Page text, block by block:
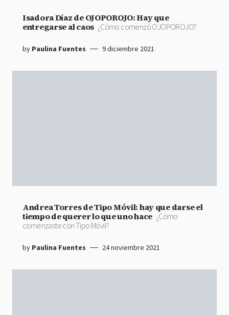
Isadora Díaz de OJOPOROJO: Hay que
entregarse al caos ¿Cómo comenzó OJOPOROJO?
by Paulina Fuentes 9 diciembre 2021
Andrea Torres de Tipo Móvil: hay que darse el
tiempo de querer lo que uno hace ¿Cómo
comenzaste con Tipo Móvil?
by Paulina Fuentes 24 noviembre 2021